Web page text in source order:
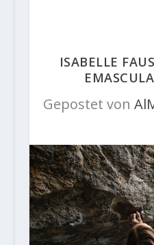
ISABELLE
Gepostet von